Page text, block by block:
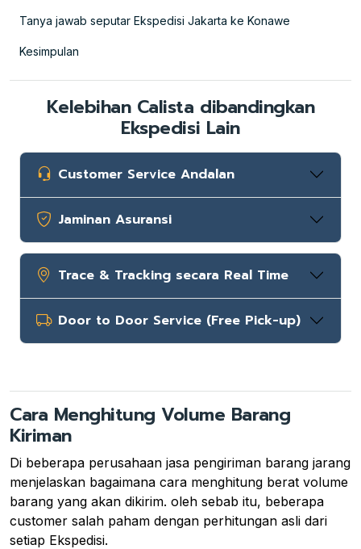
Tanya jawab seputar Ekspedisi Jakarta ke Konawe
Kesimpulan
Kelebihan Calista dibandingkan
Ekspedisi Lain
Customer Service Andalan
Jaminan Asuransi
Trace & Tracking secara Real Time
Door to Door Service (Free Pick-up)
Cara Menghitung Volume Barang
Kiriman
Di beberapa perusahaan jasa pengiriman barang jarang
menjelaskan bagaimana cara menghitung berat volume
barang yang akan dikirim. oleh sebab itu, beberapa
customer salah paham dengan perhitungan asli dari
setiap Ekspedisi.